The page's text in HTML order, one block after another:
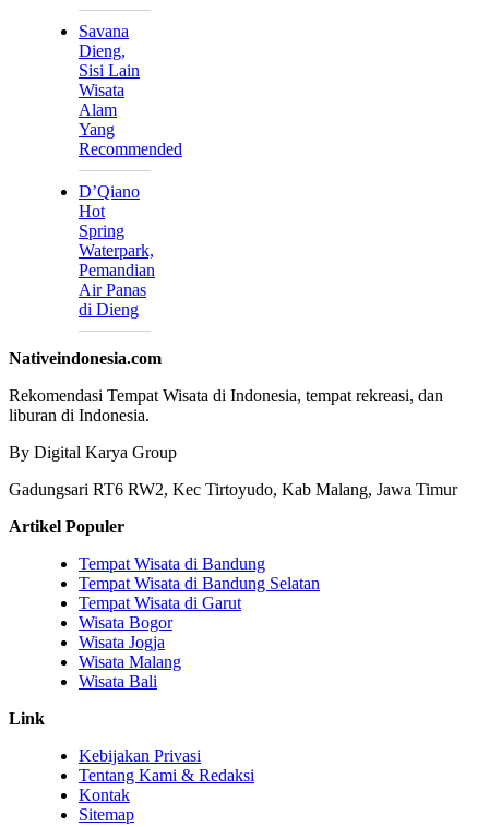
Savana
Dieng,
Sisi Lain
Wisata
Alam
Yang
Recommended
D’Qiano
Hot
Spring
Waterpark,
Pemandian
Air Panas
di Dieng
Nativeindonesia.com
Rekomendasi Tempat Wisata di Indonesia, tempat rekreasi, dan
liburan di Indonesia.
By Digital Karya Group
Gadungsari RT6 RW2, Kec Tirtoyudo, Kab Malang, Jawa Timur
Artikel Populer
Tempat Wisata di Bandung
Tempat Wisata di Bandung Selatan
Tempat Wisata di Garut
Wisata Bogor
Wisata Jogja
Wisata Malang
Wisata Bali
Link
Kebijakan Privasi
Tentang Kami & Redaksi
Kontak
Sitemap